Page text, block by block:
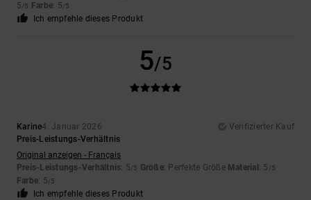
5/5 Farbe: 5/5
Ich empfehle dieses Produkt
5/5
Karine4. Januar 2026
Verifizierter Kauf
Preis-Leistungs-Verhältnis
Original anzeigen - Français
Preis-Leistungs-Verhältnis: 5/5 Größe: Perfekte Größe Material : 5 /5
Farbe: 5/5
Ich empfehle dieses Produkt